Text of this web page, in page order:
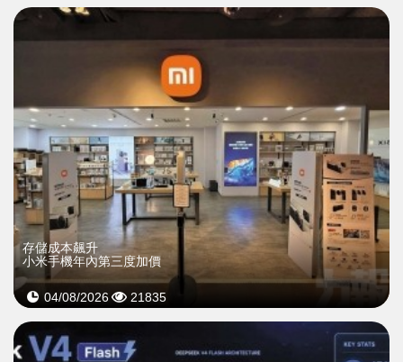
存儲成本飆升
小米手機年內第三度加價
04/08/2026 21835